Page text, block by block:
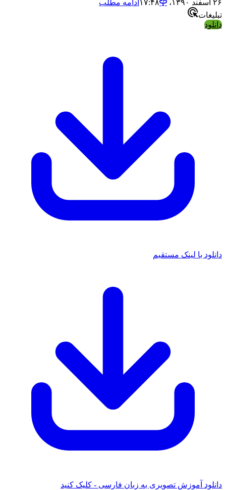
۲۶ اسفند ۱۳۹۰،‏ ۱۷:۴۸
ادامه مطلب
تبلیغات
دانلود
دانلود با لینک مستقیم
دانلود آموزش تصویری به زبان فارسی - کلیک کنید